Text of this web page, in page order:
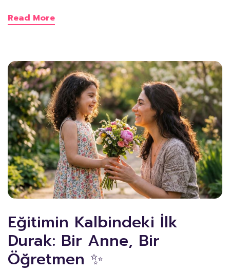
Read More
Eğitimin Kalbindeki İlk
Durak: Bir Anne, Bir
Öğretmen ✨